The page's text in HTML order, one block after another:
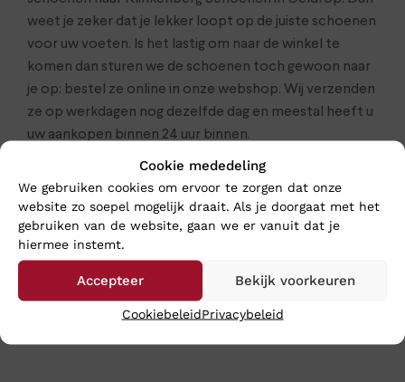
Cookie mededeling
We gebruiken cookies om ervoor te zorgen dat onze
website zo soepel mogelijk draait. Als je doorgaat met het
gebruiken van de website, gaan we er vanuit dat je
hiermee instemt.
Accepteer Bekijk voorkeuren
CookiebeleidPrivacybeleid
weet je zeker dat je lekker loopt op de juiste schoenen
voor uw voeten. Is het lastig om naar de winkel te
komen dan sturen we de schoenen toch gewoon naar
je op: bestel ze online in onze webshop. Wij verzenden
ze op werkdagen nog dezelfde dag en meestal heeft u
uw aankopen binnen 24 uur binnen.
Klik hier voor de gehele heren collectie van Mephisto